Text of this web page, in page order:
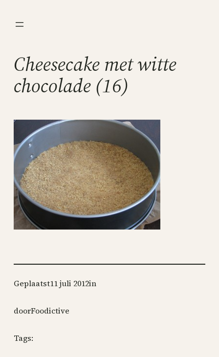
naar
Cheesecake met witte
chocolade (16)
Geplaatst11 juli 2012in
doorFoodictive
Tags: